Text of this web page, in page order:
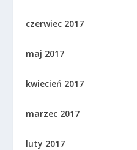
czerwiec 2017
maj 2017
kwiecień 2017
marzec 2017
luty 2017